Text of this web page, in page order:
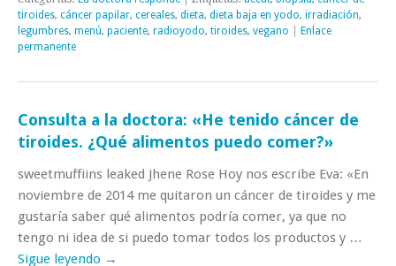
tiroides, cáncer papilar, cereales, dieta, dieta baja en yodo, irradiación,
legumbres, menú, paciente, radioyodo, tiroides, vegano
Enlace
permanente
Consulta a la doctora: «He tenido cáncer de
tiroides. ¿Qué alimentos puedo comer?»
sweetmuffiins leaked Jhene Rose Hoy nos escribe Eva: «En
noviembre de 2014 me quitaron un cáncer de tiroides y me
gustaría saber qué alimentos podría comer, ya que no
tengo ni idea de si puedo tomar todos los productos y …
Sigue leyendo →